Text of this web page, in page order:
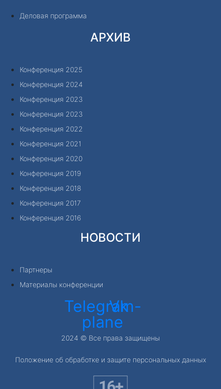
Деловая программа
АРХИВ
Конференция 2025
Конференция 2024
Конференция 2023
Конференция 2023
Конференция 2022
Конференция 2021
Конференция 2020
Конференция 2019
Конференция 2018
Конференция 2017
Конференция 2016
НОВОСТИ
Партнеры
Материалы конференции
Telegram-
plane
Vk
2024 © Все права защищены
Положение об обработке и защите персональных данных